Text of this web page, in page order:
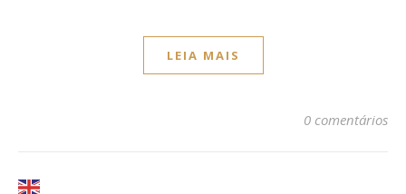
LEIA MAIS
0 comentários